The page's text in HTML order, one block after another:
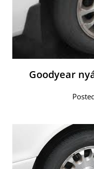
Goodyear